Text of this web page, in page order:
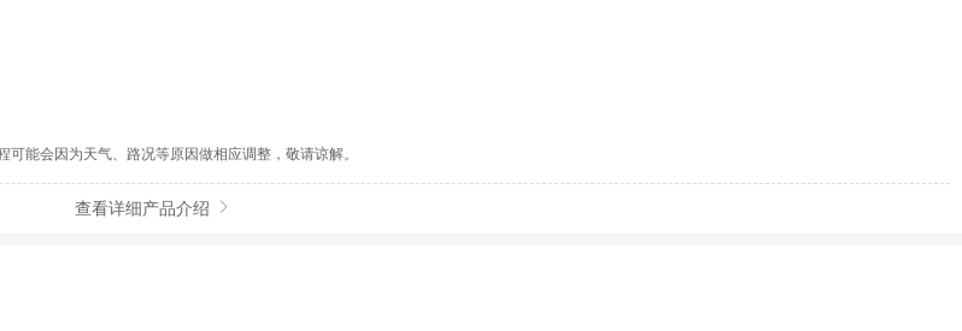
可能会因为天气、路况等原因做相应调整，敬请谅解。
查看详细产品介绍 